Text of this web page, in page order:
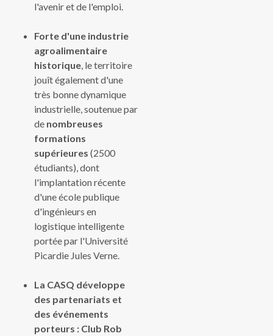
l'avenir et de l'emploi.
Forte d'une industrie
agroalimentaire
historique, le territoire
jouît également d'une
très bonne dynamique
industrielle, soutenue par
de nombreuses
formations
supérieures (2500
étudiants), dont
l'implantation récente
d'une école publique
d'ingénieurs en
logistique intelligente
portée par l'Université
Picardie Jules Verne.
La CASQ développe
des partenariats et
des événements
porteurs : Club Rob